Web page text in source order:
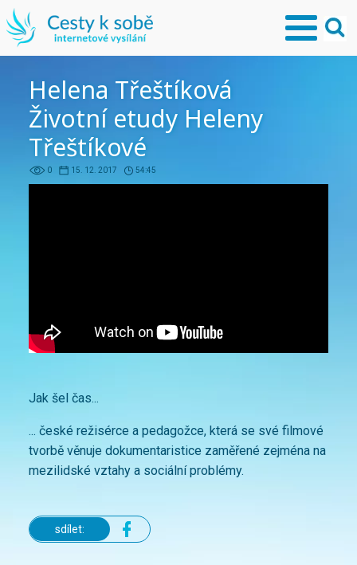
Helena Třeštíková
Životní etudy Heleny
Třeštíkové
0 15. 12. 2017 54:45
Jak šel čas...
... české režisérce a pedagožce, která se své filmové
tvorbě věnuje dokumentaristice zaměřené zejména na
mezilidské vztahy a sociální problémy.
sdílet: